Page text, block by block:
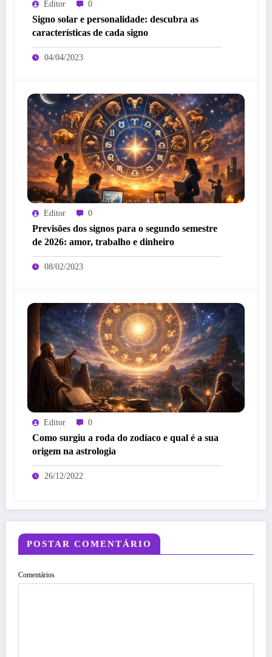
Editor 0
Signo solar e personalidade: descubra as
características de cada signo
04/04/2023
Editor 0
Previsões dos signos para o segundo semestre
de 2026: amor, trabalho e dinheiro
08/02/2023
Editor 0
Como surgiu a roda do zodíaco e qual é a sua
origem na astrologia
26/12/2022
POSTAR COMENTÁRIO
Comentários